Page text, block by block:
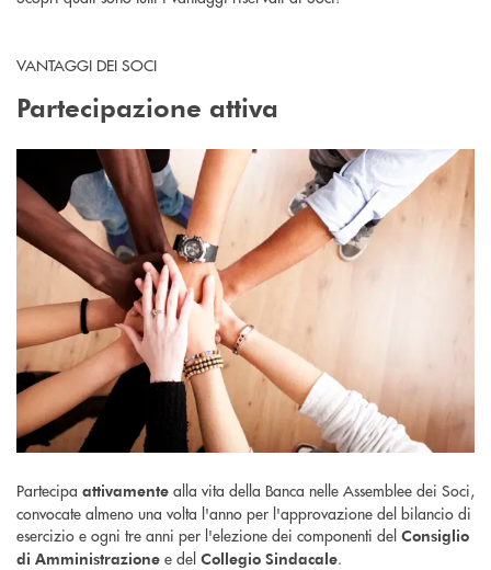
VANTAGGI DEI SOCI
Partecipazione attiva
Partecipa attivamente alla vita della Banca nelle Assemblee dei Soci,
convocate almeno una volta l'anno per l'approvazione del bilancio di
esercizio e ogni tre anni per l'elezione dei componenti del Consiglio
di Amministrazione e del Collegio Sindacale.